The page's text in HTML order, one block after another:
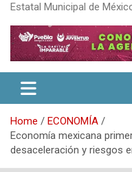
Estatal Municipal de
Home
ECONOMÍA
Economía mexicana
desaceleración y riesgos